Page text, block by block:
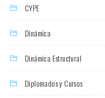
CYPE
Dinámica
Dinámica Estructural
Diplomados y Cursos